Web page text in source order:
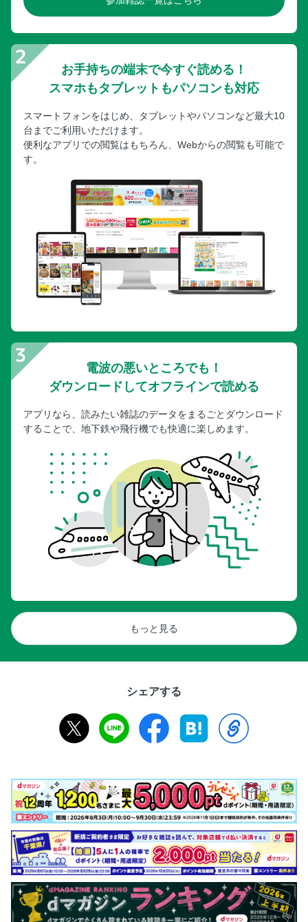
お手持ちの端末で今すぐ読める！
スマホもタブレットもパソコンも対応
スマートフォンをはじめ、タブレットやパソコンなど最大10
台までご利用いただけます。
便利なアプリでの閲覧はもちろん、Webからの閲覧も可能で
す。
電波の悪いところでも！
ダウンロードしてオフラインで読める
アプリなら、読みたい雑誌のデータをまるごとダウンロード
することで、地下鉄や飛行機でも快適に楽しめます。
もっと見る
シェアする